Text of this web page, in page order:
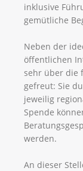
inklusive
gemütliche
Neben der
öffentlichen
sehr über die
gefreut: Sie
jeweilig
Spende
werden.
An dieser